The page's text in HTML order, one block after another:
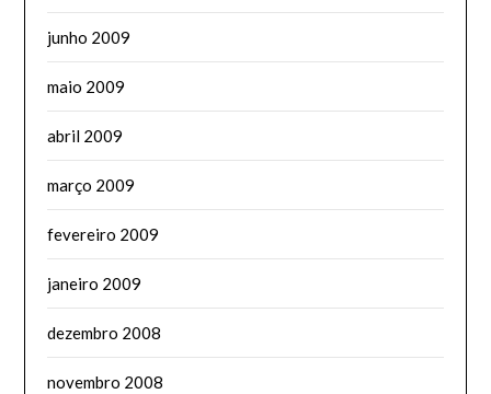
junho 2009
maio 2009
abril 2009
março 2009
fevereiro 2009
janeiro 2009
dezembro 2008
novembro 2008